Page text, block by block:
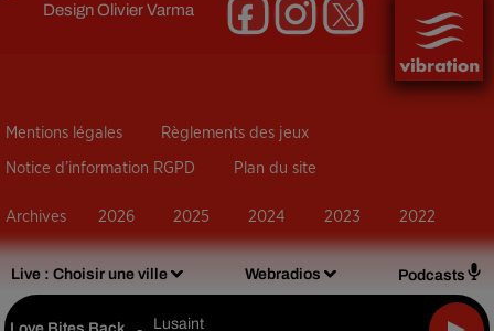
Live : Choisir une ville Webradios Podcasts
Lusaint
DesignOlivier Varma
Mentions légales Règlements des jeux
Notice d’information RGPD Plan du site
Archives 2026 2025 2024 2023 2022